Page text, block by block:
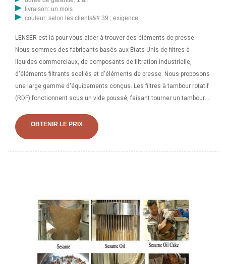
livraison: un mois
couleur: selon les clients&# 39 ; exigence
LENSER est là pour vous aider à trouver des éléments de presse.
Nous sommes des fabricants basés aux États-Unis de filtres à
liquides commerciaux, de composants de filtration industrielle,
d'éléments filtrants scellés et d'éléments de presse. Nous proposons
une large gamme d'équipements conçus. Les filtres à tambour rotatif
(RDF) fonctionnent sous un vide poussé, faisant tourner un tambour
tambour tourne hors de la solution et se dirige vers le côté
déchargement du gâteau. Le média filtrant est calfeutré sur le
OBTENIR LE PRIX